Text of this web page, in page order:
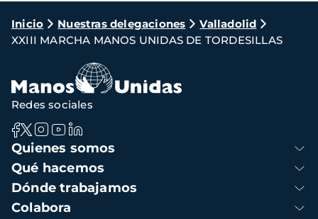
Ruta
de
navegación
Inicio Nuestras delegaciones
Valladolid
XXIII MARCHA MANOS UNIDAS DE TORDESILLAS
Navegación
principal
Quienes somos
Qué hacemos
Dónde trabajamos
Colabora
Redes sociales